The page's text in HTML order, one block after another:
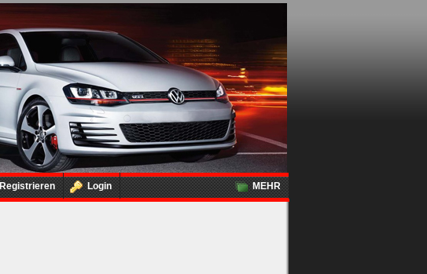
Registrieren Login MEHR